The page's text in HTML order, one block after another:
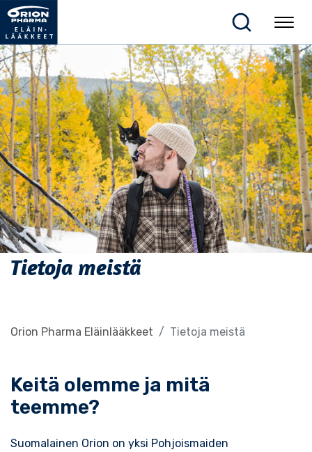
Tietoja meistä
Orion Pharma Eläinlääkkeet Tietoja meistä
Keitä olemme ja mitä
teemme?
Suomalainen Orion on yksi Pohjoismaiden